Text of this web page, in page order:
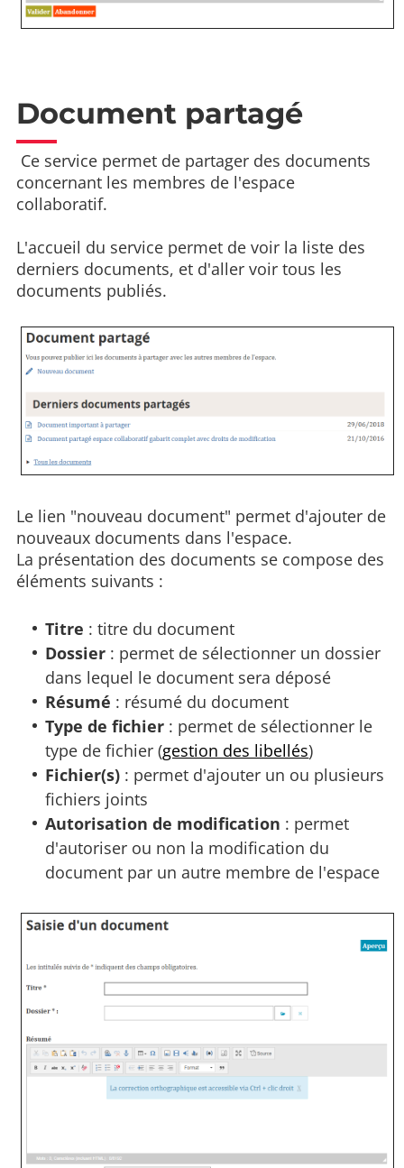
Document partagé
Ce service permet de partager des documents
concernant les membres de l'espace
collaboratif.
L'accueil du service permet de voir la liste des
derniers documents, et d'aller voir tous les
documents publiés.
Le lien "nouveau document" permet d'ajouter de
nouveaux documents dans l'espace.
La présentation des documents se compose des
éléments suivants :
Titre : titre du document
Dossier : permet de sélectionner un dossier
dans lequel le document sera déposé
Résumé : résumé du document
Type de fichier : permet de sélectionner le
type de fichier (gestion des libellés)
Fichier(s) : permet d'ajouter un ou plusieurs
fichiers joints
Autorisation de modification : permet
d'autoriser ou non la modification du
document par un autre membre de l'espace